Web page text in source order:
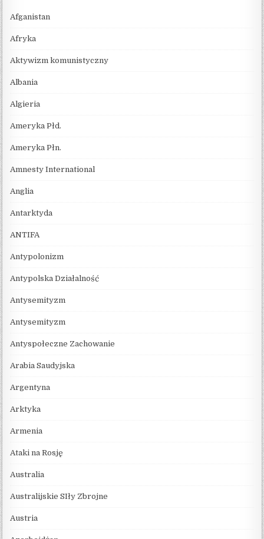
Afganistan
Afryka
Aktywizm komunistyczny
Albania
Algieria
Ameryka Płd.
Ameryka Płn.
Amnesty International
Anglia
Antarktyda
ANTIFA
Antypolonizm
Antypolska Działalność
Antysemityzm
Antysemityzm
Antyspołeczne Zachowanie
Arabia Saudyjska
Argentyna
Arktyka
Armenia
Ataki na Rosję
Australia
Australijskie SIły Zbrojne
Austria